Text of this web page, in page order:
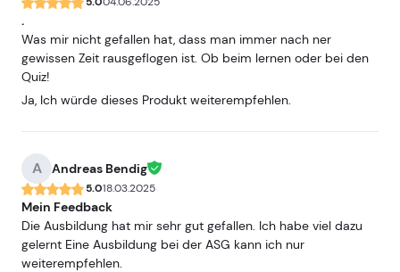
.
Was mir nicht gefallen hat, dass man immer nach ner
gewissen Zeit rausgeflogen ist. Ob beim lernen oder bei den
Quiz!
Ja, Ich würde dieses Produkt weiterempfehlen.
A Andreas Bendig
5.018.03.2025
Mein Feedback
Die Ausbildung hat mir sehr gut gefallen. Ich habe viel dazu
gelernt Eine Ausbildung bei der ASG kann ich nur
weiterempfehlen.